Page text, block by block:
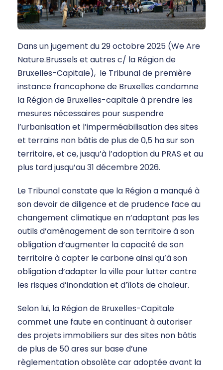
Dans un jugement du 29 octobre 2025 (We Are
Nature.Brussels et autres c/ la Région de
Bruxelles-Capitale), le Tribunal de première
instance francophone de Bruxelles condamne
la Région de Bruxelles-capitale à prendre les
mesures nécessaires pour suspendre
l’urbanisation et l’imperméabilisation des sites
et terrains non bâtis de plus de 0,5 ha sur son
territoire, et ce, jusqu’à l’adoption du PRAS et au
plus tard jusqu’au 31 décembre 2026.
Le Tribunal constate que la Région a manqué à
son devoir de diligence et de prudence face au
changement climatique en n’adaptant pas les
outils d’aménagement de son territoire à son
obligation d’augmenter la capacité de son
territoire à capter le carbone ainsi qu’à son
obligation d’adapter la ville pour lutter contre
les risques d’inondation et d’îlots de chaleur.
Selon lui, la Région de Bruxelles-Capitale
commet une faute en continuant à autoriser
des projets immobiliers sur des sites non bâtis
de plus de 50 ares sur base d’une
règlementation obsolète car adoptée avant la